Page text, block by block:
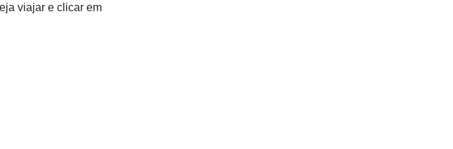
viajar e clicar em